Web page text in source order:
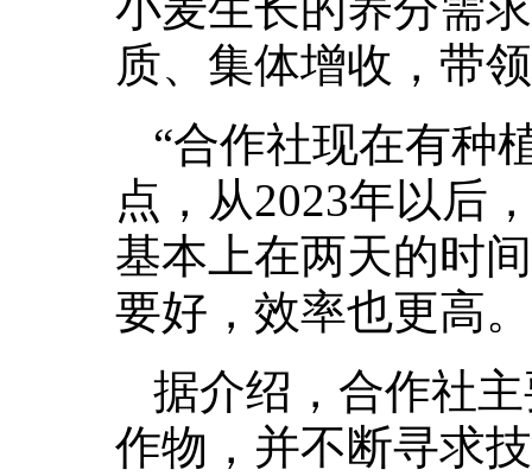
质、集体增收，带
“合作社现在有种
点，从2023年以后
基本上在两天的时
要好，效率也更高
据介绍，合作社
作物，并不断寻求